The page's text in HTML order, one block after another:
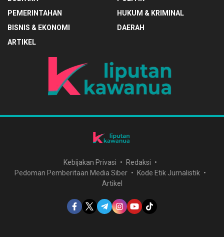
PEMERINTAHAN
HUKUM & KRIMINAL
BISNIS & EKONOMI
DAERAH
ARTIKEL
Kebijakan Privasi
Redaksi
Pedoman Pemberitaan Media Siber
Kode Etik Jurnalistik
Artikel